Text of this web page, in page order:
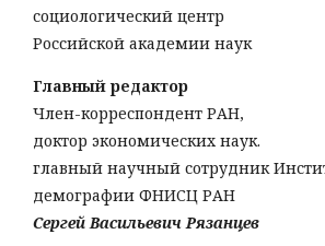
социологический центр
Российской академии наук
Главный редактор
Член-корреспондент РАН,
доктор экономических наук.
главный научный сотрудник
демографии ФНИСЦ РАН
Сергей Васильевич Рязанцев